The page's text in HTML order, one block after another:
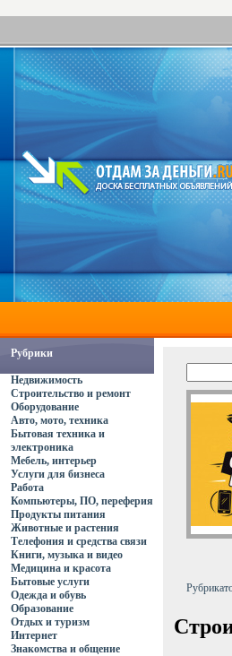
Рубрики
Недвижимость
Строительство и ремонт
Оборудование
Авто, мото, техника
Бытовая техника и
электроника
Мебель, интерьер
Услуги для бизнеса
Работа
Компьютеры, ПО, переферия
Продукты питания
Животные и растения
Телефония и средства связи
Книги, музыка и видео
Медицина и красота
Бытовые услуги
Одежда и обувь
Образование
Отдых и туризм
Интернет
Знакомства и общение